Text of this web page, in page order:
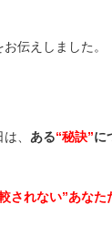
伝えしました。
、 ある“秘訣”に
されない”あなた